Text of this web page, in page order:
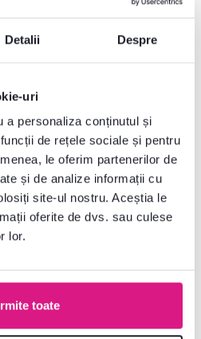
Detalii Despre
uri
a personaliza conținutul și
de rețele sociale și pentru
le oferim partenerilor de
și de analize informații cu
site-ul nostru. Aceștia le
oferite de dvs. sau culese
lor.
toate
12